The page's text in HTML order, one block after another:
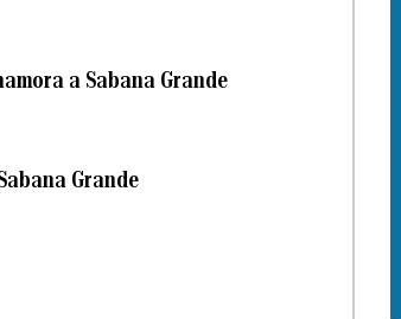
a Sabana Grande
Grande